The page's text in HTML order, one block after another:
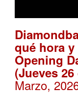
qué hora y
Opening
(Jueves
Marzo,